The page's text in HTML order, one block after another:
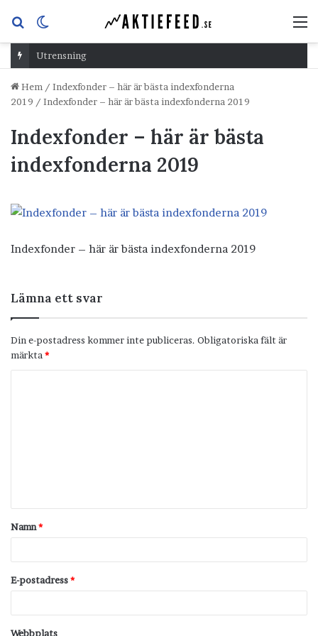
Sök
efterskin
Utrensning
Hem / Indexfonder – här är bästa indexfonderna
2019 / Indexfonder – här är bästa indexfonderna 2019
Indexfonder – här är bästa
indexfonderna 2019
Indexfonder – här är bästa indexfonderna 2019
Lämna ett svar
Din e-postadress kommer inte publiceras. Obligatoriska fält är
märkta *
t
a
Namn*
E-postadress*
Webbplats